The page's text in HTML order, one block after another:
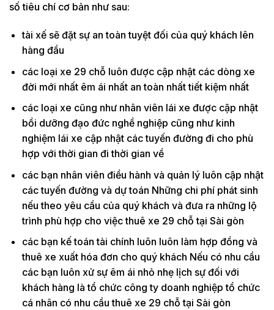
số tiêu chí cơ bản như sau:
tài xế sẽ đặt sự an toàn tuyệt đối của quý khách lên
hàng đầu
các loại xe 29 chỗ luôn được cập nhật các dòng xe
đời mới nhất êm ái nhất an toàn nhất tiết kiệm nhất
các loại xe cũng như nhân viên lái xe được cập nhật
bồi dưỡng đạo đức nghề nghiệp cũng như kinh
nghiệm lái xe cập nhật các tuyến đường đi cho phù
hợp với thời gian đi thời gian về
các bạn nhân viên điều hành và quản lý luôn cập nhật
các tuyến đường và dự toán Những chi phí phát sinh
nếu theo yêu cầu của quý khách và đưa ra những lộ
trình phù hợp cho việc thuê xe 29 chỗ tại Sài gòn
các bạn kế toán tài chính luôn luôn làm hợp đồng và
thuê xe xuất hóa đơn cho quý khách Nếu có nhu cầu
các bạn luôn xử sự êm ái nhỏ nhẹ lịch sự đối với
khách hàng là tổ chức công ty doanh nghiệp tổ chức
cá nhân có nhu cầu thuê xe 29 chỗ tại Sài gòn